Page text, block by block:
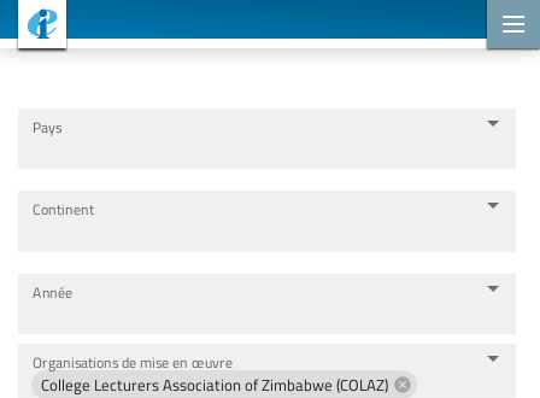
Pays
Continent
Année
Organisations de mise en œuvre
College Lecturers Association of Zimbabwe (COLAZ)